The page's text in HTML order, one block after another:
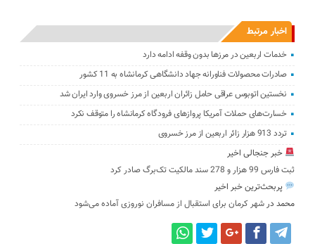
اخبار مرتبط
خدمات اربعین در مرزها بدون وقفه ادامه دارد
صادرات محصولات فناورانه جهاد دانشگاهی کرمانشاه به 11 کشور
نخستین اتوبوس عراقی حامل زائران اربعین از مرز خسروی وارد ایران شد
خسارت‌های حملات آمریکا پروازهای فرودگاه کرمانشاه را متوقف نکرد
تردد 913 هزار زائر اربعین از مرز خسروی
خبر جنجالی اخیر
ثبت فارس 99 هزار و 278 سند مالکیت تک‌برگ صادر کرد
پربحث‌ترین خبر اخیر
محمد درشهر کرمان برای استقبال از مسافران نوروزی آماده می‌شود